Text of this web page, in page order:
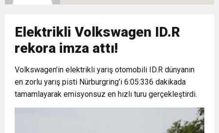
16:44 Nevşin Mengü, Kemal Kılıçdaroğlu’nun adaylık
çıkışını yorumladı
19:12 Endonezya’da futbol maçında izdiham: 125
ölü
Elektrikli Volkswagen ID.R
rekora imza attı!
Volkswagen’in elektrikli yarış otomobili ID.R dünyanın
en zorlu yarış pisti Nürburgring’i 6:05:336 dakikada
tamamlayarak emisyonsuz en hızlı turu gerçekleştirdi.